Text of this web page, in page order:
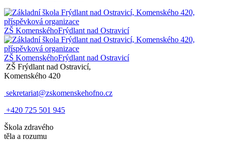
ZŠ KomenskéhoFrýdlant nad Ostravicí
ZŠ KomenskéhoFrýdlant nad Ostravicí
ZŠ Frýdlant nad Ostravicí,
Komenského 420
sekretariat@zskomenskehofno.cz
+420 725 501 945
Škola zdravého
těla a rozumu